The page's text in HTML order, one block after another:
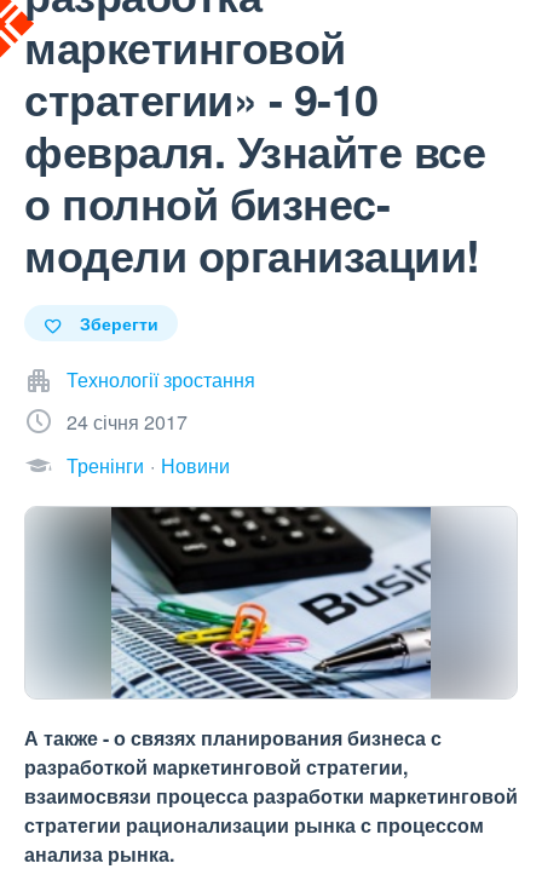
маркетинговой
стратегии» - 9-10
февраля. Узнайте все
о полной бизнес-
модели организации!
Зберегти
Технології зростання
24 січня 2017
Тренінги
Новини
А также - о связях планирования бизнеса с
разработкой маркетинговой стратегии,
взаимосвязи процесса разработки маркетинговой
стратегии рационализации рынка с процессом
анализа рынка.